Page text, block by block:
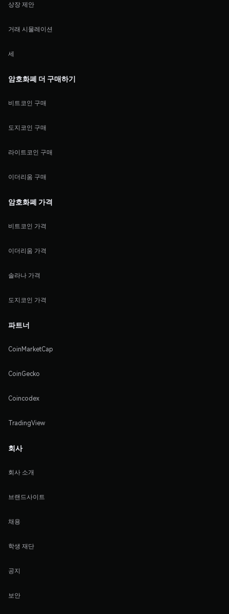
상장 제안
거래 시물레이션
세
암호화폐 더 구매하기
비트코인 구매
도지코인 구매
라이트코인 구매
이더리움 구매
암호화폐 가격
비트코인 가격
이더리움 가격
솔라나 가격
도지코인 가격
파트너
CoinMarketCap
CoinGecko
Coincodex
TradingView
회사
회사 소개
브랜드사이트
채용
학생 재단
공지
보안